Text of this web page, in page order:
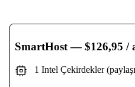
SmartHost— $126,95 /
1 Intel Çekirdekler